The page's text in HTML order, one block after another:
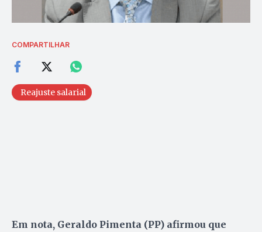
COMPARTILHAR
Reajuste salarial
Em nota, Geraldo Pimenta (PP) afirmou que